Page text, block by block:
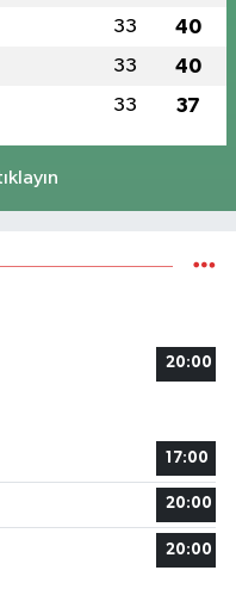
33 40
33 40
33 37
20:00
17:00
20:00
20:00